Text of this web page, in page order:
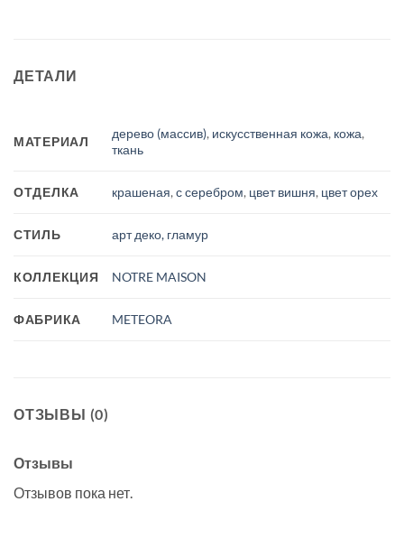
ДЕТАЛИ
МАТЕРИАЛ
дерево (массив), искусственная кожа, кожа,
ткань
ОТДЕЛКА крашеная,с серебром, цвет вишня, цвет орех
СТИЛЬ арт деко, гламур
КОЛЛЕКЦИЯ NOTRE MAISON
ФАБРИКА METEORA
ОТЗЫВЫ (0)
Отзывы
Отзывов пока нет.